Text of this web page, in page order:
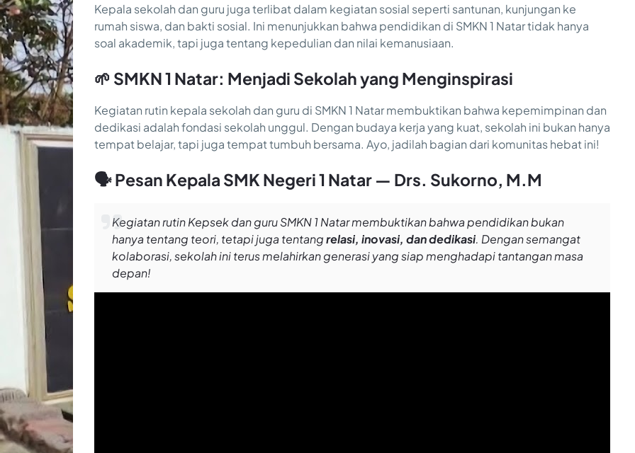
Kepala sekolah dan guru juga terlibat dalam kegiatan sosial seperti santunan, kunjungan ke
rumah siswa, dan bakti sosial. Ini menunjukkan bahwa pendidikan di SMKN 1 Natar tidak hanya
soal akademik, tapi juga tentang kepedulian dan nilai kemanusiaan.
🌱 SMKN 1 Natar: Menjadi Sekolah yang Menginspirasi
Kegiatan rutin kepala sekolah dan guru di SMKN 1 Natar membuktikan bahwa kepemimpinan dan
dedikasi adalah fondasi sekolah unggul. Dengan budaya kerja yang kuat, sekolah ini bukan hanya
tempat belajar, tapi juga tempat tumbuh bersama. Ayo, jadilah bagian dari komunitas hebat ini!
🗣️ Pesan Kepala SMK Negeri 1 Natar — Drs. Sukorno, M.M
Kegiatan rutin Kepsek dan guru SMKN 1 Natar membuktikan bahwa pendidikan bukan
hanya tentang teori, tetapi juga tentangrelasi, inovasi, dan dedikasi. Dengan semangat
kolaborasi, sekolah ini terus melahirkan generasi yang siap menghadapi tantangan masa
depan!